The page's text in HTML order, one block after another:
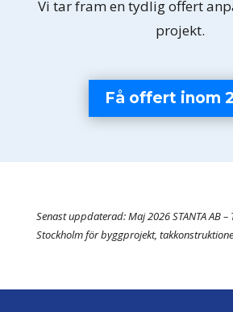
Vi tar fram en tydlig offert
projekt.
Få offert inom
Senast uppdaterad: Maj 2026 STANTA AB
Stockholm för byggprojekt,